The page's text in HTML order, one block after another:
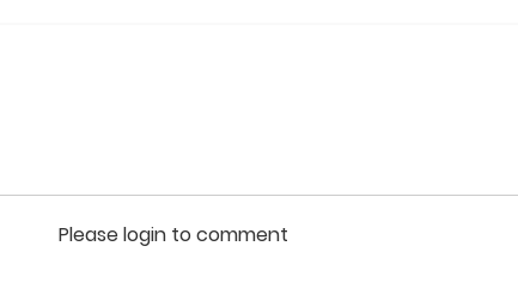
Please login to comment